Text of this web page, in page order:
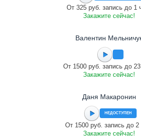
От 325 руб. запись до 1
Закажите сейчас!
Валентин
От 1500 руб. запись до
Закажите сейчас!
Даня Макаронин
НЕДОСТУПЕН
От 1500 руб. запись до 2
Закажите сейчас!